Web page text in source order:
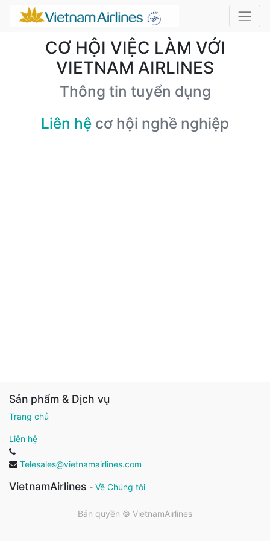
CƠ HỘI VIỆC LÀM VỚI
VIETNAM AIRLINES
Thông tin tuyển dụng
Liên hệ cơ hội nghề nghiệp
Sản phẩm & Dịch vụ
Trang chủ
Liên hệ
Telesales@vietnamairlines.com
VietnamAirlines - Về Chúng tôi
Bản quyền © VietnamAirlines